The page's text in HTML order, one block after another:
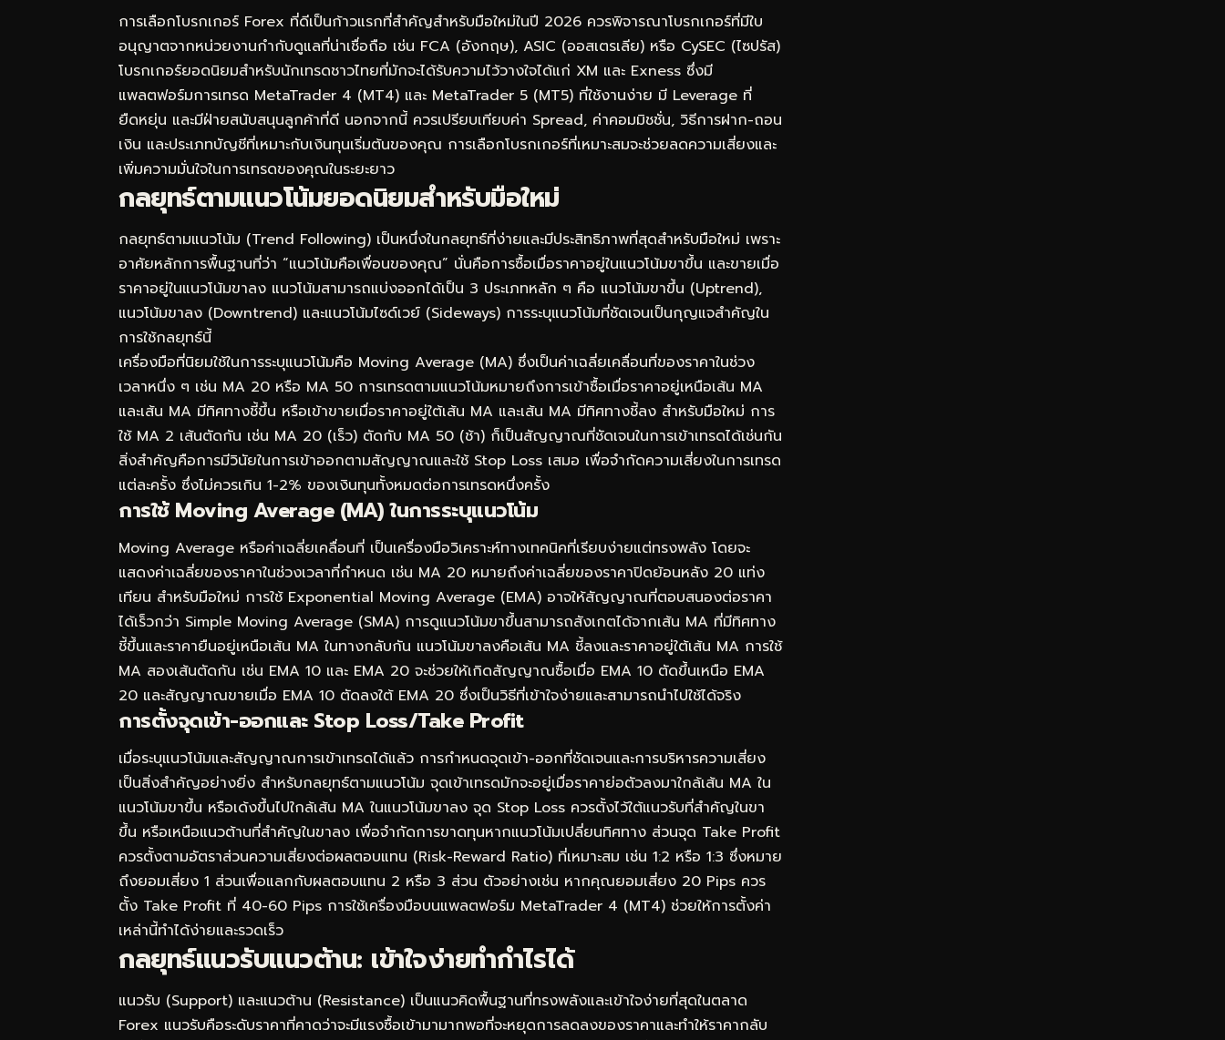
การเลือกโบรกเกอร์ Forex ที่ดีเป็นก้าวแรกที่สำคัญสำหรับมือใหม่ในปี 2026 ควรพิจารณาโบรกเกอร์ที่มีใบ
อนุญาตจากหน่วยงานกำกับดูแลที่น่าเชื่อถือ เช่น FCA (อังกฤษ), ASIC (ออสเตรเลีย) หรือ CySEC (ไซปรัส)
โบรกเกอร์ยอดนิยมสำหรับนักเทรดชาวไทยที่มักจะได้รับความไว้วางใจได้แก่ XM และ Exness ซึ่งมี
แพลตฟอร์มการเทรด MetaTrader 4 (MT4) และ MetaTrader 5 (MT5) ที่ใช้งานง่าย มี Leverage ที่
ยืดหยุ่น และมีฝ่ายสนับสนุนลูกค้าที่ดี นอกจากนี้ ควรเปรียบเทียบค่า Spread, ค่าคอมมิชชั่น, วิธีการฝาก-ถอน
เงิน และประเภทบัญชีที่เหมาะกับเงินทุนเริ่มต้นของคุณ การเลือกโบรกเกอร์ที่เหมาะสมจะช่วยลดความเสี่ยงและ
เพิ่มความมั่นใจในการเทรดของคุณในระยะยาว
กลยุทธ์ตามแนวโน้มยอดนิยมสำหรับมือใหม่
กลยุทธ์ตามแนวโน้ม (Trend Following) เป็นหนึ่งในกลยุทธ์ที่ง่ายและมีประสิทธิภาพที่สุดสำหรับมือใหม่ เพราะ
อาศัยหลักการพื้นฐานที่ว่า “แนวโน้มคือเพื่อนของคุณ” นั่นคือการซื้อเมื่อราคาอยู่ในแนวโน้มขาขึ้น และขายเมื่อ
ราคาอยู่ในแนวโน้มขาลง แนวโน้มสามารถแบ่งออกได้เป็น 3 ประเภทหลัก ๆ คือ แนวโน้มขาขึ้น (Uptrend),
แนวโน้มขาลง (Downtrend) และแนวโน้มไซด์เวย์ (Sideways) การระบุแนวโน้มที่ชัดเจนเป็นกุญแจสำคัญใน
การใช้กลยุทธ์นี้
เครื่องมือที่นิยมใช้ในการระบุแนวโน้มคือ Moving Average (MA) ซึ่งเป็นค่าเฉลี่ยเคลื่อนที่ของราคาในช่วง
เวลาหนึ่ง ๆ เช่น MA 20 หรือ MA 50 การเทรดตามแนวโน้มหมายถึงการเข้าซื้อเมื่อราคาอยู่เหนือเส้น MA
และเส้น MA มีทิศทางชี้ขึ้น หรือเข้าขายเมื่อราคาอยู่ใต้เส้น MA และเส้น MA มีทิศทางชี้ลง สำหรับมือใหม่ การ
ใช้ MA 2 เส้นตัดกัน เช่น MA 20 (เร็ว) ตัดกับ MA 50 (ช้า) ก็เป็นสัญญาณที่ชัดเจนในการเข้าเทรดได้เช่นกัน
สิ่งสำคัญคือการมีวินัยในการเข้าออกตามสัญญาณและใช้ Stop Loss เสมอ เพื่อจำกัดความเสี่ยงในการเทรด
แต่ละครั้ง ซึ่งไม่ควรเกิน 1-2% ของเงินทุนทั้งหมดต่อการเทรดหนึ่งครั้ง
การใช้ Moving Average (MA) ในการระบุแนวโน้ม
Moving Average หรือค่าเฉลี่ยเคลื่อนที่ เป็นเครื่องมือวิเคราะห์ทางเทคนิคที่เรียบง่ายแต่ทรงพลัง โดยจะ
แสดงค่าเฉลี่ยของราคาในช่วงเวลาที่กำหนด เช่น MA 20 หมายถึงค่าเฉลี่ยของราคาปิดย้อนหลัง 20 แท่ง
เทียน สำหรับมือใหม่ การใช้ Exponential Moving Average (EMA) อาจให้สัญญาณที่ตอบสนองต่อราคา
ได้เร็วกว่า Simple Moving Average (SMA) การดูแนวโน้มขาขึ้นสามารถสังเกตได้จากเส้น MA ที่มีทิศทาง
ชี้ขึ้นและราคายืนอยู่เหนือเส้น MA ในทางกลับกัน แนวโน้มขาลงคือเส้น MA ชี้ลงและราคาอยู่ใต้เส้น MA การใช้
MA สองเส้นตัดกัน เช่น EMA 10 และ EMA 20 จะช่วยให้เกิดสัญญาณซื้อเมื่อ EMA 10 ตัดขึ้นเหนือ EMA
20 และสัญญาณขายเมื่อ EMA 10 ตัดลงใต้ EMA 20 ซึ่งเป็นวิธีที่เข้าใจง่ายและสามารถนำไปใช้ได้จริง
การตั้งจุดเข้า-ออกและ Stop Loss/Take Profit
เมื่อระบุแนวโน้มและสัญญาณการเข้าเทรดได้แล้ว การกำหนดจุดเข้า-ออกที่ชัดเจนและการบริหารความเสี่ยง
เป็นสิ่งสำคัญอย่างยิ่ง สำหรับกลยุทธ์ตามแนวโน้ม จุดเข้าเทรดมักจะอยู่เมื่อราคาย่อตัวลงมาใกล้เส้น MA ใน
แนวโน้มขาขึ้น หรือเด้งขึ้นไปใกล้เส้น MA ในแนวโน้มขาลง จุด Stop Loss ควรตั้งไว้ใต้แนวรับที่สำคัญในขา
ขึ้น หรือเหนือแนวต้านที่สำคัญในขาลง เพื่อจำกัดการขาดทุนหากแนวโน้มเปลี่ยนทิศทาง ส่วนจุด Take Profit
ควรตั้งตามอัตราส่วนความเสี่ยงต่อผลตอบแทน (Risk-Reward Ratio) ที่เหมาะสม เช่น 1:2 หรือ 1:3 ซึ่งหมาย
ถึงยอมเสี่ยง 1 ส่วนเพื่อแลกกับผลตอบแทน 2 หรือ 3 ส่วน ตัวอย่างเช่น หากคุณยอมเสี่ยง 20 Pips ควร
ตั้ง Take Profit ที่ 40-60 Pips การใช้เครื่องมือบนแพลตฟอร์ม MetaTrader 4 (MT4) ช่วยให้การตั้งค่า
เหล่านี้ทำได้ง่ายและรวดเร็ว
กลยุทธ์แนวรับแนวต้าน: เข้าใจง่ายทำกำไรได้
แนวรับ (Support) และแนวต้าน (Resistance) เป็นแนวคิดพื้นฐานที่ทรงพลังและเข้าใจง่ายที่สุดในตลาด
Forex แนวรับคือระดับราคาที่คาดว่าจะมีแรงซื้อเข้ามามากพอที่จะหยุดการลดลงของราคาและทำให้ราคากลับ